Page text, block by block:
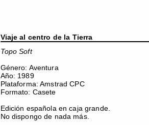
Viaje al centro de la Tierra
Topo Soft
Género: Aventura
Año: 1989
Plataforma: Amstrad CPC
Formato: Casete
Edición española en caja grande.
No dispongo de nada más.